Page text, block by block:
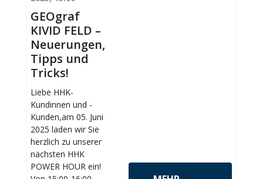
GEOgraf
KIVID FELD –
Neuerungen,
Tipps und
Tricks!
Liebe HHK-
Kundinnen und -
Kunden,am 05. Juni
2025 laden wir Sie
herzlich zu unserer
nächsten HHK
POWER HOUR ein!